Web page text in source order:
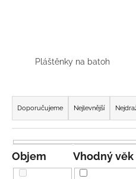
Pláštěnky na batoh
Ř
a
z
e
n
í
Doporučujeme Nejlevnější
Objem Vhodný věk
D
p
o
r
u